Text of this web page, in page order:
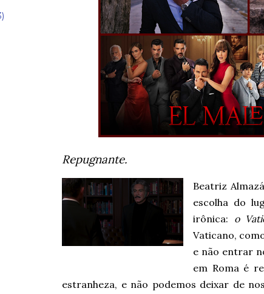
Repugnante.
Beatriz
escolha do
irônica: o
Vaticano,
e não entrar
em Roma é
estranheza, e não podemos deixar de